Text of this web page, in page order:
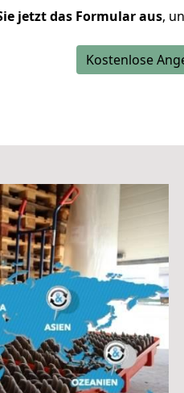
jetzt das Formular aus,
Kostenlose